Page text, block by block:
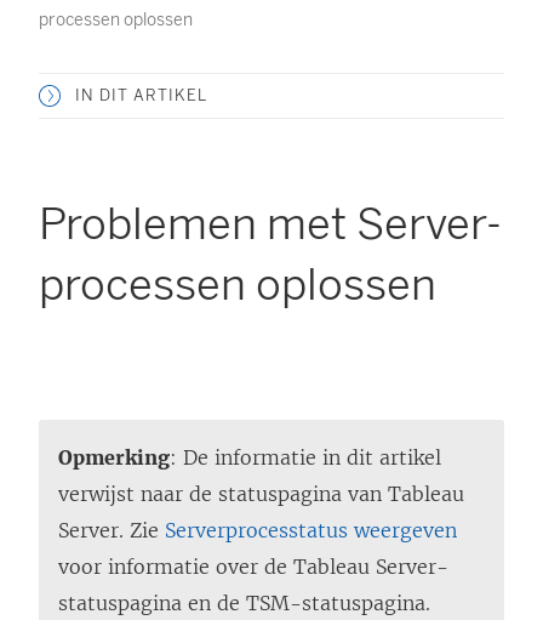
processen oplossen
IN DIT ARTIKEL
Problemen met Server-
processen oplossen
Opmerking: De informatie in dit artikel
verwijst naar de statuspagina van Tableau
Server. Zie Serverprocesstatus weergeven
voor informatie over de Tableau Server-
statuspagina en de TSM-statuspagina.